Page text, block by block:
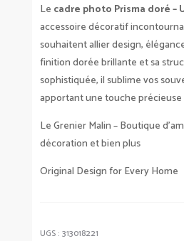
Le cadre photo Prisma doré –
accessoire décoratif
souhaitent allier design,
finition dorée brillante et sa
sophistiquée, il sublime vos
apportant une touche
Le Grenier Malin – Boutique
décoration et bien plus
Original Design for Every Home
UGS : 313018221